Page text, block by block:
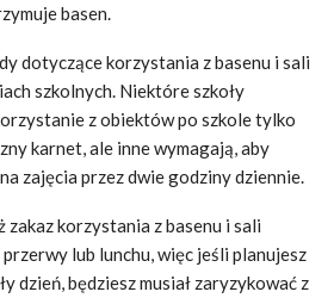
basen.
dotyczące korzystania z basenu i sali
szkolnych. Niektóre szkoły
z obiektów po szkole tylko
karnet, ale inne wymagają, aby
zajęcia przez dwie godziny dziennie.
zakaz korzystania z basenu i sali
lub lunchu, więc jeśli planujesz
dzień, będziesz musiał zaryzykować z